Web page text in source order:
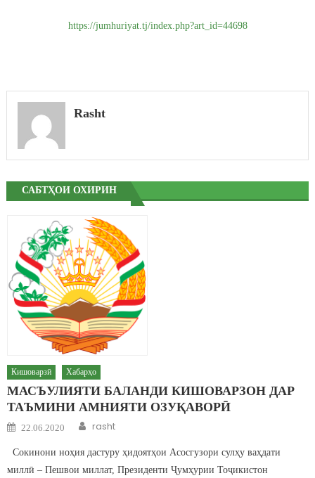
https://jumhuriyat.tj/index.php?art_id=44698
Rasht
САБТҲОИ ОХИРИН
Кишоварзӣ Хабарҳо
МАСЪУЛИЯТИ БАЛАНДИ КИШОВАРЗОН ДАР
ТАЪМИНИ АМНИЯТИ ОЗУҚАВОРӢ
Posted on
22.06.2020 Author
rasht
Сокинони ноҳия дастуру ҳидоятҳои Асосгузори сулҳу ваҳдати
миллӣ – Пешвои миллат, Президенти Ҷумҳурии Тоҷикистон